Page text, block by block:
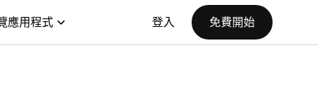
應用程式 登入 免費開始